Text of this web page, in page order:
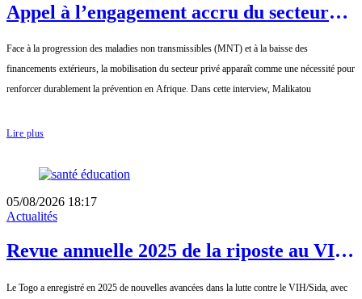
Appel à l’engagement accru du secteur
Interview de Malikatou Djermakoye
Face à la progression des maladies non transmissibles (MNT) et à la baisse des
financements extérieurs, la mobilisation du secteur privé apparaît comme une nécessité pour
renforcer durablement la prévention en Afrique. Dans cette interview, Malikatou
Lire plus
05/08/2026 18:17
Actualités
Revue annuelle 2025 de la riposte au VIH
des ressources
Le Togo a enregistré en 2025 de nouvelles avancées dans la lutte contre le VIH/Sida, avec